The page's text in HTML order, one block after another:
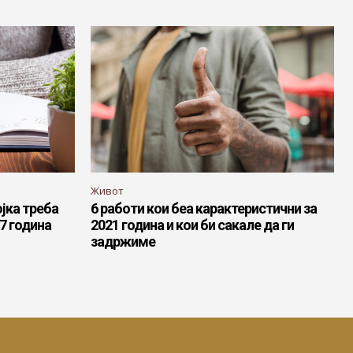
треба
година
Живот
6 работи кои беа карактеристични за
2021 година и кои би сакале да ги
задржиме